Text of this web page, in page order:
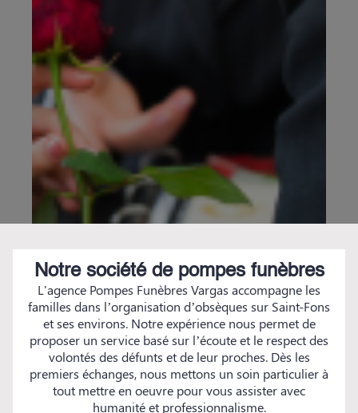
Notre société de pompes funèbres
L'agence Pompes Funèbres Vargas accompagne les
familles dans l’organisation d’obsèques sur Saint-Fons
et ses environs. Notre expérience nous permet de
proposer un service basé sur l’écoute et le respect des
volontés des défunts et de leur proches. Dès les
premiers échanges, nous mettons un soin particulier à
tout mettre en oeuvre pour vous assister avec
humanité et professionnalisme.